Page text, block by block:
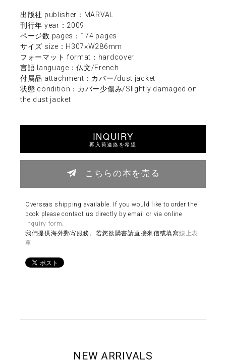
出版社 publisher：MARVAL
刊行年 year：2009
ページ数 pages：174 pages
サイズ size：H307×W286mm
フォーマット format：hardcover
言語 language：仏文/French
付属品 attachment：カバー/dust jacket
状態 condition：カバー少傷み/Slightly damaged on
the dust jacket
INQUIRY
再入荷連絡を希望
こちらの本を売る
Overseas shipping available. If you would like to order the
book please contact us directly by email or via online
inquiry form.
我們提供海外郵寄服務。若您欲購書請直接來信或填寫線上表
單
NEW ARRIVALS